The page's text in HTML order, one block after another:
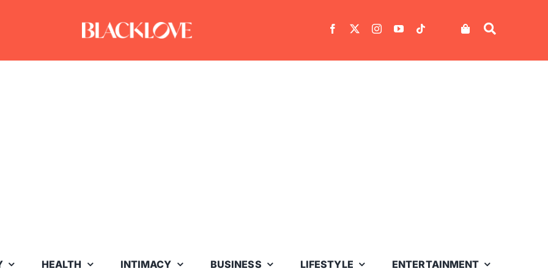
HEALTH INTIMACY BUSINESS LIFESTYLE ENTERTAINMENT